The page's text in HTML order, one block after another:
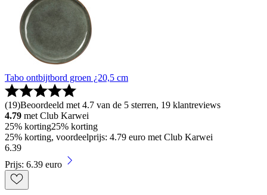
Tabo ontbijtbord groen ¿20,5 cm
(19)Beoordeeld met 4.7 van de 5 sterren, 19 klantreviews
4.79 met Club Karwei
25% korting25% korting
25% korting, voordeelprijs: 4.79 euro met Club Karwei
6.39
Prijs: 6.39 euro